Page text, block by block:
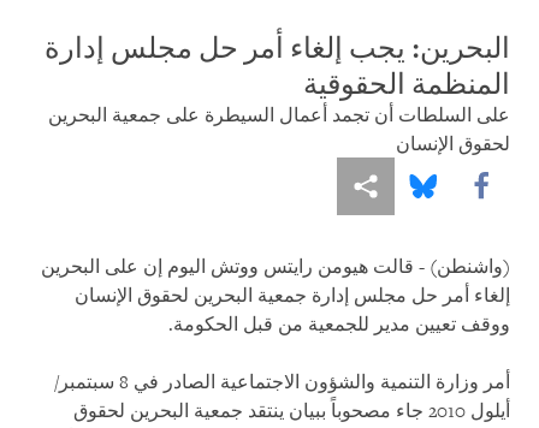
البحرين: يجب إلغاء أمر حل مجلس إدارة
المنظمة الحقوقية
على السلطات أن تجمد أعمال السيطرة على جمعية البحرين
لحقوق الإنسان
Share this via Facebook
Share this via Bluesky
Share this via مشاركة
(واشنطن) - قالت هيومن رايتس ووتش اليوم إن على البحرين
إلغاء أمر حل مجلس إدارة جمعية البحرين لحقوق الإنسان
ووقف تعيين مدير للجمعية من قبل الحكومة.
أمر وزارة التنمية والشؤون الاجتماعية الصادر في 8 سبتمبر/
أيلول 2010 جاء مصحوباً ببيان ينتقد جمعية البحرين لحقوق